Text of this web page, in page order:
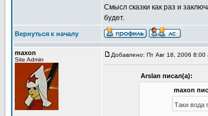
Смысл сказки как раз и
будет.
Вернуться к началу
maxon
Site Admin
Добавлено: Пт Авг 18, 2006 8:00
Arslan писал(а):
maxon
Таки вода